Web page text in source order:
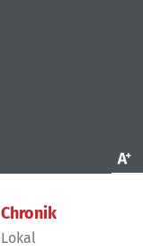
Chronik
Lokal